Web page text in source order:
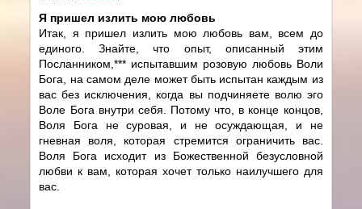
Я пришел излить мою любовь
Итак, я пришел излить мою любовь вам, всем до
единого. Знайте, что опыт, описанный этим
Посланником,*** испытавшим розовую любовь Воли
Бога, на самом деле может быть испытан каждым из
вас без исключения, когда вы подчиняете волю эго
Воле Бога внутри себя. Потому что, в конце концов,
Воля Бога не суровая, и не осуждающая, и не
гневная воля, которая стремится ограничить вас.
Воля Бога исходит из Божественной безусловной
любви к вам, которая хочет только наилучшего для
вас.